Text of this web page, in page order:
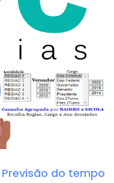
Previsão do tempo